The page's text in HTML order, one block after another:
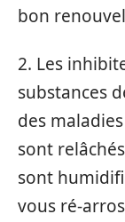
bon
2. Les
substances
des
sont
sont
vous ré-